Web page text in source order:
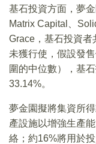
基石投資方面，夢
Matrix Capital、
Grace，基石投資
未獲行使，假設發
圍的中位數），基
33.14%。
夢金園擬將集資所
產設施以增強生產
絡；約16%將用於投